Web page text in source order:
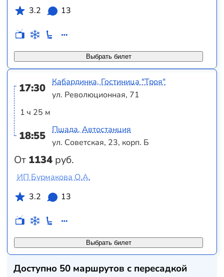
Выбрать билет
3.2
13
17:30
1 ч 25 м
18:55
От 1134 руб.
Кабардинка, Гостиница "Троя"
ул. Революционная, 71
Пшада, Автостанция
ул. Советская, 23, корп. Б
Выбрать билет
ИП Бурмакова О.А.
3.2
13
Доступно 50 маршрутов с пересадкой